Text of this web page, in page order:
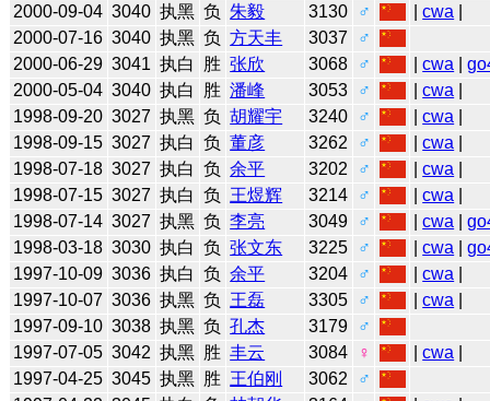
2000-09-04 3040 执黑 负 朱毅 3130 ♂ |cwa
2000-07-16 3040 执黑 负 方天丰 3037
♂
2000-06-29 3041 执白 胜 张欣 3068 ♂ |cwa |
2000-05-04 3040 执白 胜 潘峰 3053 ♂ |cwa
1998-09-20 3027 执黑 负 胡耀宇 3240 ♂ |cwa
1998-09-15 3027 执白 负 董彦 3262 ♂ |cwa
1998-07-18 3027 执白 负 余平 3202 ♂ |cwa
1998-07-15 3027 执白 负 王煜辉 3214 ♂ |cwa
1998-07-14 3027 执黑 负 李亮 3049 ♂ |cwa |
1998-03-18 3030 执白 负 张文东 3225 ♂ |cwa |
1997-10-09 3036 执白 负 余平 3204 ♂ |cwa
1997-10-07 3036 执黑 负 王磊 3305 ♂ |cwa
1997-09-10 3038 执黑 负 孔杰 3179
♂
1997-07-05 3042 执黑 胜 丰云 3084 ♀ |cwa
1997-04-25 3045 执黑 胜 王伯刚 3062
♂